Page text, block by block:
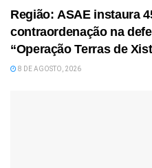
Região: ASAE instaura
contraordenação na
“Operação Terras de
8 DE AGOSTO, 2026